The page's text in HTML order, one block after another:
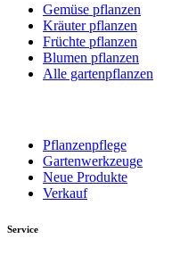
Gemüse pflanzen
Kräuter pflanzen
Früchte pflanzen
Blumen pflanzen
Alle gartenpflanzen
Pflanzenpflege
Gartenwerkzeuge
Neue Produkte
Verkauf
Service